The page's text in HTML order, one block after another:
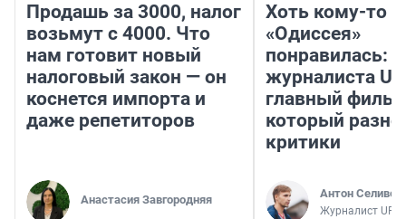
Продашь за 3000, налог
возьмут с 4000. Что
нам готовит новый
налоговый закон — он
коснется импорта и
даже репетиторов
Анастасия Завгородняя
Хоть кому-то
«Одиссея»
понравилась:
журналиста
главный
который
критики
Антон
Журналист